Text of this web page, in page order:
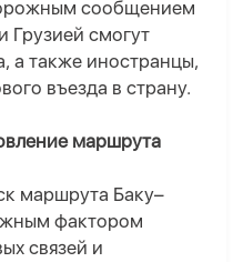
сообщением
смогут
а также иностранцы,
въезда в страну.
маршрута
маршрута Баку–
фактором
связей и